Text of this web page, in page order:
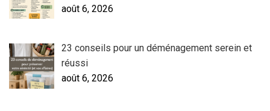
août 6, 2026
23 conseils pour un déménagement serein et
réussi
août 6, 2026